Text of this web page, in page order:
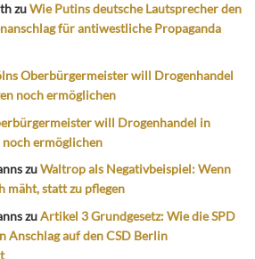
zuWie Putins deutsche Lautsprecher den
für antiwestliche Propaganda
Oberbürgermeister will Drogenhandel
noch ermöglichen
will Drogenhandel in
noch ermöglichen
zuWaltrop als Negativbeispiel: Wenn
mäht, statt zu pflegen
zuArtikel 3 Grundgesetz: Wie die SPD
Anschlag auf den CSD Berlin